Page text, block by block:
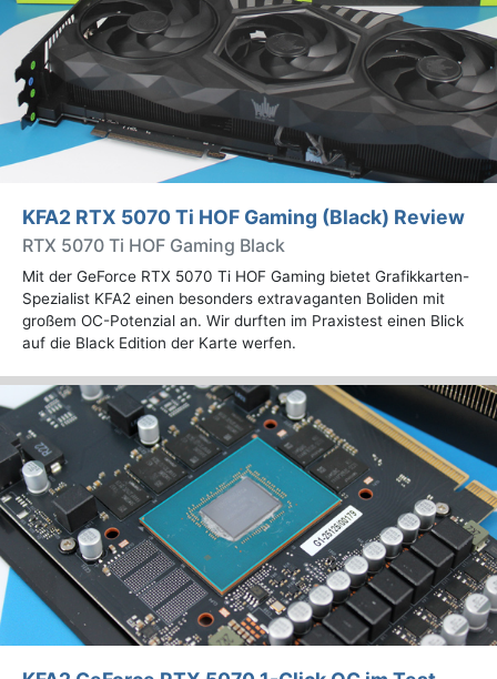
KFA2 RTX 5070 Ti HOF Gaming (Black) Review
RTX 5070 Ti HOF Gaming Black
Mit der GeForce RTX 5070 Ti HOF Gaming bietet Grafikkarten-
Spezialist KFA2 einen besonders extravaganten Boliden mit
großem OC-Potenzial an. Wir durften im Praxistest einen Blick
auf die Black Edition der Karte werfen.